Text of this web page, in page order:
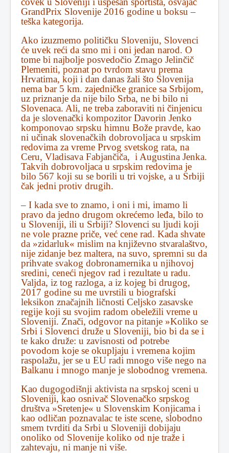
GrandPrix Slovenije 2016 godine u boksu –
teška kategorija.
Ako izuzmemo političku Sloveniju, Slovenci
će uvek reći da smo mi i oni jedan narod. O
tome bi najbolje posvedočio Zmago Jelinčič
Plemeniti, poznat po tvrdom stavu prema
Hrvatima, koji i dan danas žali što Slovenija
nema bar 5 km. zajedničke granice sa Srbijom,
uz priznanje da nije bilo Srba, ne bi bilo ni
Slovenaca. Ali, ne treba zaboraviti ni činjenicu
da je slovenački kompozitor Davorin Jenko
komponovao srpsku himnu Bože pravde, kao
ni učinak slovenačkih dobrovoljaca u srpskim
redovima za vreme Prvog svetskog rata, na
Ceru, Vladisava Fabjančiča, i Augustina Jenka.
Takvih dobrovoljaca u srpskim redovima je
bilo 567 koji su se borili u tri vojske, a u Srbiji
čak jedni protiv drugih.
– I kada sve to znamo, i oni i mi, imamo li
pravo da jedno drugom okrećemo leđa, bilo to
u Sloveniji, ili u Srbiji? Slovenci su ljudi koji
ne vole prazne priče, već cene rad. Kada shvate
da »zidarluk« mislim na književno stvaralaštvo,
nije zidanje bez maltera, na suvo, spremni su da
prihvate svakog dobronamernika u njihovoj
sredini, ceneći njegov rad i rezultate u radu.
Valjda, iz tog razloga, a iz kojeg bi drugog,
2017 godine su me uvrstili u biografski
leksikon značajnih ličnosti Celjsko zasavske
regije koji su svojim radom obeležili vreme u
Sloveniji. Znači, odgovor na pitanje »Koliko se
Srbi i Slovenci druže u Sloveniji, bio bi da se i
te kako druže: u zavisnosti od potrebe
povodom koje se okupljaju i vremena kojim
raspolažu, jer se u EU radi mnogo više nego na
Balkanu i mnogo manje je slobodnog vremena.
Kao dugogodišnji aktivista na srpskoj sceni u
Sloveniji, kao osnivač Slovenačko srpskog
društva »Sretenje« u Slovenskim Konjicama i
kao odličan poznavalac te iste scene, slobodno
smem tvrditi da Srbi u Sloveniji dobijaju
onoliko od Slovenije koliko od nje traže i
zahtevaju, ni manje ni više.